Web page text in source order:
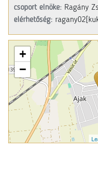
csoport elnöke: Ragány
elérhetőség: ragany02
+
−